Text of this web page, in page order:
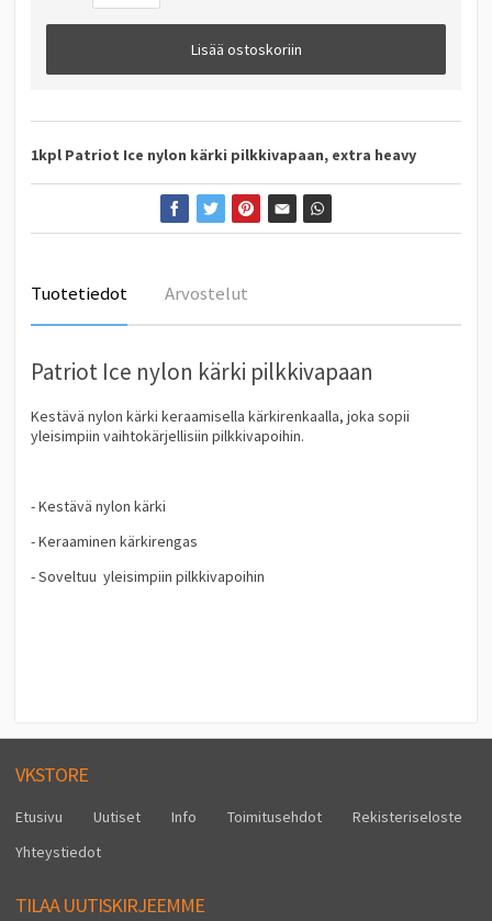
Lisää ostoskoriin
1kpl Patriot Ice nylon kärki pilkkivapaan, extra heavy
Tuotetiedot Arvostelut
Patriot Ice nylon kärki pilkkivapaan
Kestävä nylon kärki keraamisella kärkirenkaalla, joka sopii
yleisimpiin vaihtokärjellisiin pilkkivapoihin.
- Kestävä nylon kärki
- Keraaminen kärkirengas
- Soveltuu yleisimpiin pilkkivapoihin
VKSTORE
Etusivu Uutiset Info Toimitusehdot
Rekisteriseloste
Yhteystiedot
TILAA UUTISKIRJEEMME